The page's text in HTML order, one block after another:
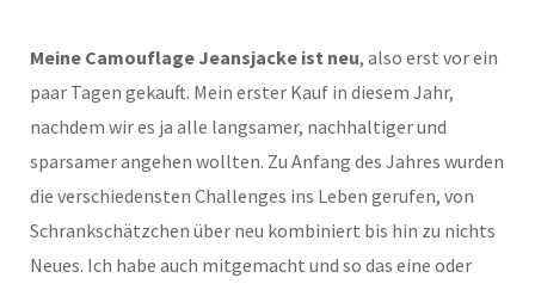
Meine Camouflage Jeansjacke ist neu, also erst vor ein
paar Tagen gekauft. Mein erster Kauf in diesem Jahr,
nachdem wir es ja alle langsamer, nachhaltiger und
sparsamer angehen wollten. Zu Anfang des Jahres wurden
die verschiedensten Challenges ins Leben gerufen, von
Schrankschätzchen über neu kombiniert bis hin zu nichts
Neues. Ich habe auch mitgemacht und so das eine oder